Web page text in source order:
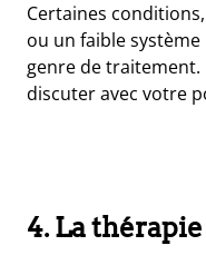
Certaines
ou un faible
genre de traitement.
discuter avec votre
4. La